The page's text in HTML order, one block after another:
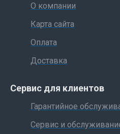
О компании
Карта сайта
Оплата
Доставка
Сервис для клиентов
Гарантийное
Сервис и